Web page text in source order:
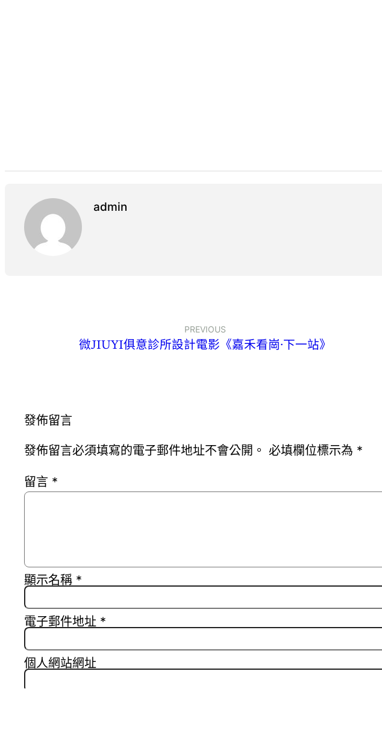
admin
PREVIOUS
微JIUYI俱意診所設計電影《嘉禾看崗·下一站》
發佈留言
發佈留言必須填寫的電子郵件地址不會公開。 必填欄位標示為 *
留言 *
顯示名稱 *
電子郵件地址 *
個人網站網址